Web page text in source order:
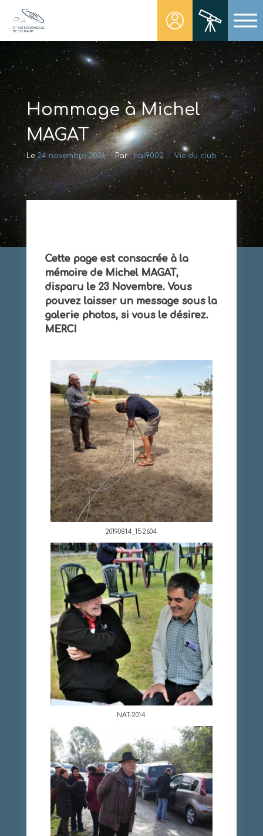
content
Société Astronomique de Touraine
Un regard plus NET sur notre univers
Hommage à Michel
MAGAT
Le 24 novembre 2021/Par :hal9000 / Vie du club
Cette page est consacrée à la
mémoire de Michel MAGAT,
disparu le 23 Novembre. Vous
pouvez laisser un message sous la
galerie photos, si vous le désirez.
MERCI
20190814_152604
NAT-2014